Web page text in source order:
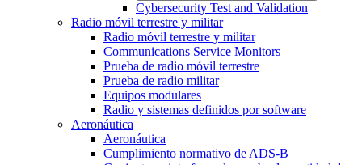
Cybersecurity Test and Validation
Radio móvil terrestre y militar
Radio móvil terrestre y militar
Communications Service Monitors
Prueba de radio móvil terrestre
Prueba de radio militar
Equipos modulares
Radio y sistemas definidos por software
Aeronáutica
Aeronáutica
Cumplimiento normativo de ADS-B